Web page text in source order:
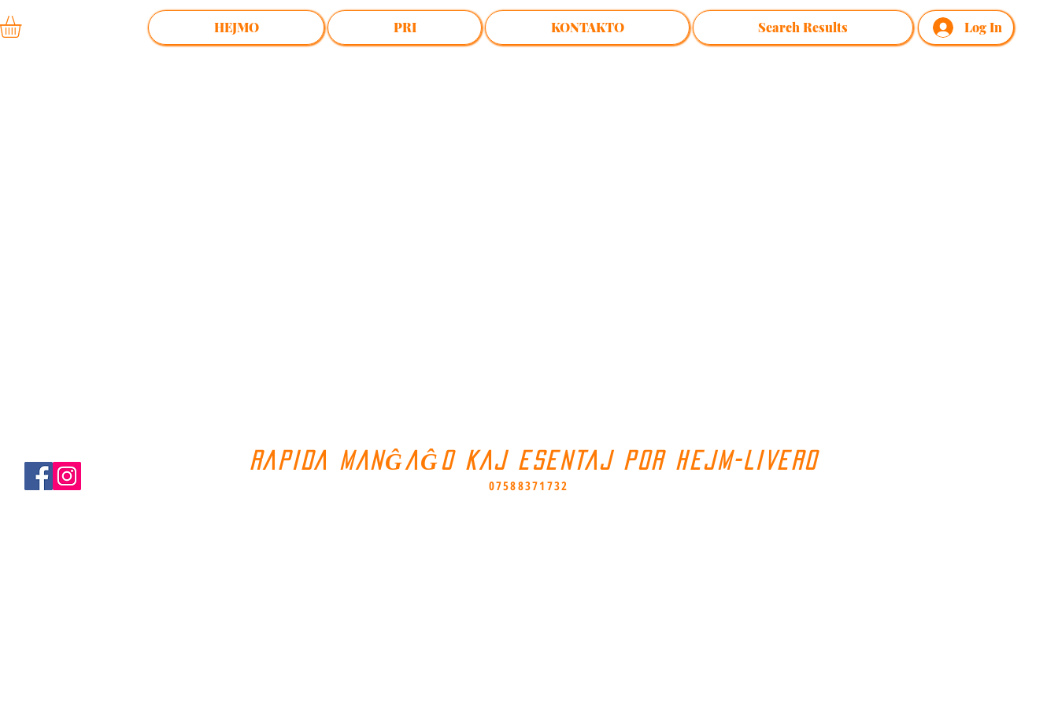
HEJMO PRI KONTAKTO Search Results Log In
RAPIDA MANĜAĜO KAJ ESENTAJ POR HEJM-LIVERO
07588371732